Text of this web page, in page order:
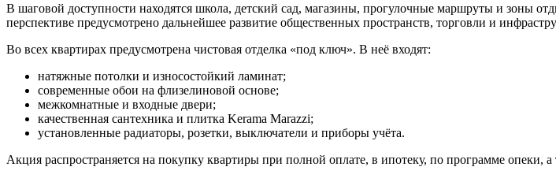
В шаговой доступности находятся школа, детский сад, магазины, прогулочные маршруты и зоны
перспективе предусмотрено дальнейшее развитие общественных пространств, торговли и
Во всех квартирах предусмотрена чистовая отделка «под ключ». В неё входят:
натяжные потолки и износостойкий ламинат;
современные обои на флизелиновой основе;
межкомнатные и входные двери;
качественная сантехника и плитка Kerama Marazzi;
установленные радиаторы, розетки, выключатели и приборы учёта.
Акция распространяется на покупку квартиры при полной оплате, в ипотеку, по программе опеки,